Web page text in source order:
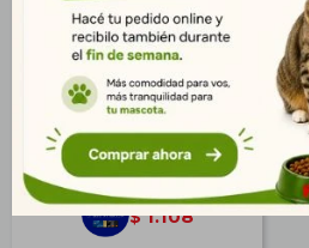
Virbac Cat Kidney
Support 1,5 kg
$ 988
$ 1.108